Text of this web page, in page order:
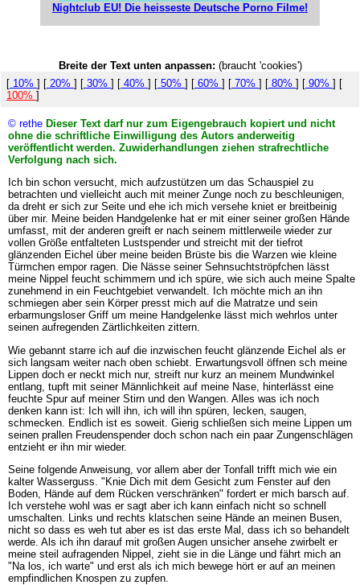
Nightclub EU! Die heisseste Deutsche Porno Filme!
Breite der Text unten anpassen: (braucht 'cookies')
[ 10% ] [ 20% ] [ 30% ] [ 40% ] [ 50% ] [ 60% ] [ 70% ] [ 80% ] [ 90% ] [
100% ]
© rethe Dieser Text darf nur zum Eigengebrauch kopiert und nicht
ohne die schriftliche Einwilligung des Autors anderweitig
veröffentlicht werden. Zuwiderhandlungen ziehen strafrechtliche
Verfolgung nach sich.
Ich bin schon versucht, mich aufzustützen um das Schauspiel zu
betrachten und vielleicht auch mit meiner Zunge noch zu beschleunigen,
da dreht er sich zur Seite und ehe ich mich versehe kniet er breitbeinig
über mir. Meine beiden Handgelenke hat er mit einer seiner großen Hände
umfasst, mit der anderen greift er nach seinem mittlerweile wieder zur
vollen Größe entfalteten Lustspender und streicht mit der tiefrot
glänzenden Eichel über meine beiden Brüste bis die Warzen wie kleine
Türmchen empor ragen. Die Nässe seiner Sehnsuchtströpfchen lässt
meine Nippel feucht schimmern und ich spüre, wie sich auch meine Spalte
zunehmend in ein Feuchtgebiet verwandelt. Ich möchte mich an ihn
schmiegen aber sein Körper presst mich auf die Matratze und sein
erbarmungsloser Griff um meine Handgelenke lässt mich wehrlos unter
seinen aufregenden Zärtlichkeiten zittern.
Wie gebannt starre ich auf die inzwischen feucht glänzende Eichel als er
sich langsam weiter nach oben schiebt. Erwartungsvoll öffnen sch meine
Lippen doch er neckt mich nur, streift nur kurz an meinem Mundwinkel
entlang, tupft mit seiner Männlichkeit auf meine Nase, hinterlässt eine
feuchte Spur auf meiner Stirn und den Wangen. Alles was ich noch
denken kann ist: Ich will ihn, ich will ihn spüren, lecken, saugen,
schmecken. Endlich ist es soweit. Gierig schließen sich meine Lippen um
seinen prallen Freudenspender doch schon nach ein paar Zungenschlägen
entzieht er ihn mir wieder.
Seine folgende Anweisung, vor allem aber der Tonfall trifft mich wie ein
kalter Wasserguss. "Knie Dich mit dem Gesicht zum Fenster auf den
Boden, Hände auf dem Rücken verschränken" fordert er mich barsch auf.
Ich verstehe wohl was er sagt aber ich kann einfach nicht so schnell
umschalten. Links und rechts klatschen seine Hände an meinen Busen,
nicht so dass es weh tut aber es ist das erste Mal, dass ich so behandelt
werde. Als ich ihn darauf mit großen Augen unsicher ansehe zwirbelt er
meine steil aufragenden Nippel, zieht sie in die Länge und fährt mich an
"Na los, ich warte" und erst als ich mich bewege hört er auf an meinen
empfindlichen Knospen zu zupfen.